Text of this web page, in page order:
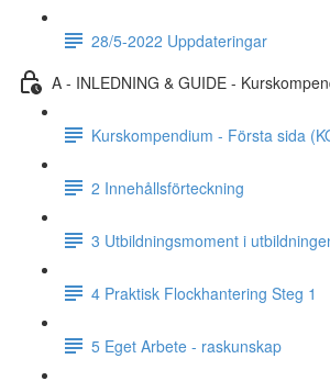
28/5-2022 Uppdateringar
A - INLEDNING & GUIDE -
Kurskompendium - Första sida
2 Innehållsförteckning
3 Utbildningsmoment i
4 Praktisk Flockhantering Steg 1
5 Eget Arbete - raskunskap